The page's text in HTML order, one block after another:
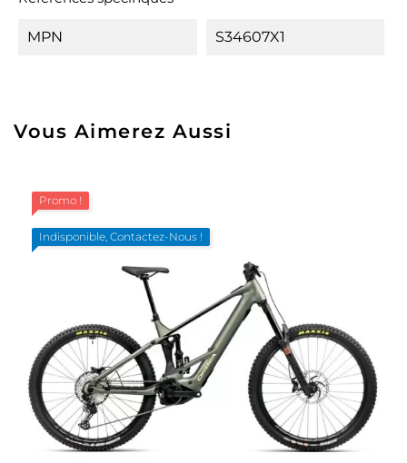
MPN S34607X1
Vous Aimerez Aussi
Promo !
Indisponible, Contactez-Nous !